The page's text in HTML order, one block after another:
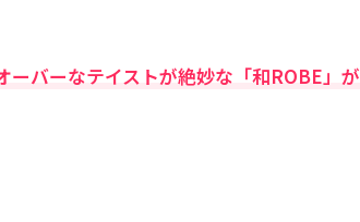
ーバーなテイストが絶妙な「和ROBE」が